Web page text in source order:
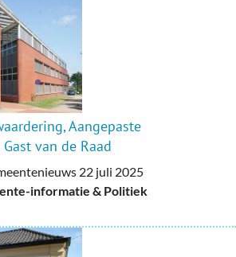
Aangepaste
van de Raad
22 juli 2025
informatie & Politiek